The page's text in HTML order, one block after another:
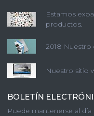
Estamos
productos.
2018 Nuestro
Nuestro sitio
BOLETÍN
Puede mantenerse al